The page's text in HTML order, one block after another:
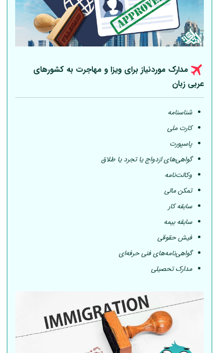
مدارک موردنیاز برای ویزا و مهاجرت به کشورهای
عربی زبان
شناسنامه
کارت ملی
پاسپورت
گواهی‌های ازدواج یا تجرد یا طلاق
وکالت‌نامه
تمکن مالی
سابقه کار
سابقه بیمه
فیش حقوقی
گواهی‌نامه‌های فنی حرفه‌ای
مدارک تحصیلی